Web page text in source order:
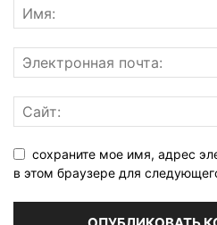
сохраните мое имя, адрес
в этом браузере для